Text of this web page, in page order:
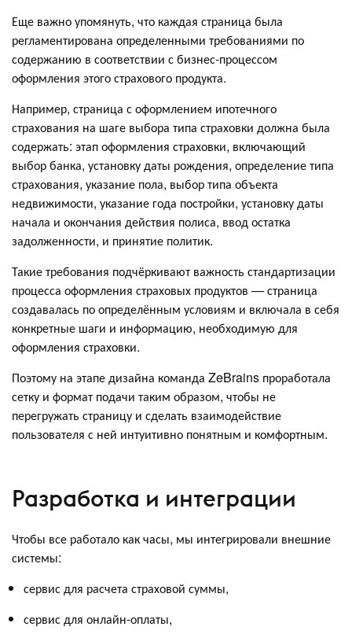
Еще важно упомянуть, что каждая страница была
регламентирована определенными требованиями по
содержанию в соответствии с бизнес-процессом
оформления этого страхового продукта.
Например, страница с оформлением ипотечного
страхования на шаге выбора типа страховки должна была
содержать: этап оформления страховки, включающий
выбор банка, установку даты рождения, определение типа
страхования, указание пола, выбор типа объекта
недвижимости, указание года постройки, установку даты
начала и окончания действия полиса, ввод остатка
задолженности, и принятие политик.
Такие требования подчёркивают важность стандартизации
процесса оформления страховых продуктов — страница
создавалась по определённым условиям и включала в себя
конкретные шаги и информацию, необходимую для
оформления страховки.
Поэтому на этапе дизайна команда ZeBrains проработала
сетку и формат подачи таким образом, чтобы не
перегружать страницу и сделать взаимодействие
пользователя с ней интуитивно понятным и комфортным.
Разработка и интеграции
Чтобы все работало как часы, мы интегрировали внешние
системы:
сервис для расчета страховой суммы,
сервис для онлайн-оплаты,